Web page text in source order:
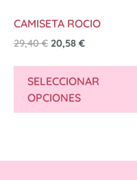
CAMISETA ROCIO
29,40€ 20,58 €
SELECCIONAR
OPCIONES